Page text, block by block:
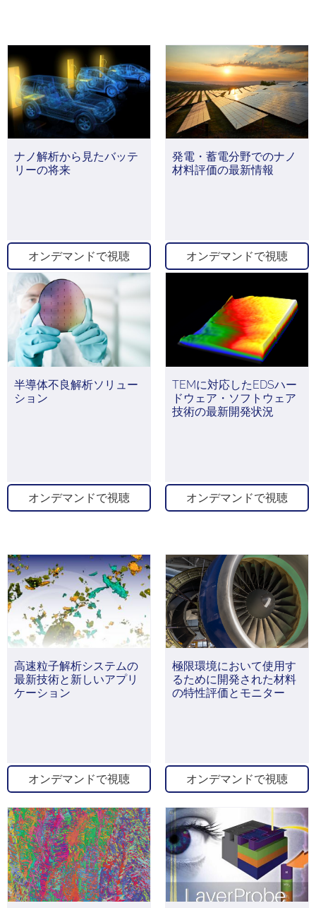
ナノ解析から見たバッテ
リーの将来
オンデマンドで視聴
発電・蓄電分野でのナノ
材料評価の最新情報
オンデマンドで視聴
半導体不良解析ソリュー
ション
オンデマンドで視聴
TEMに対応したEDSハー
ドウェア・ソフトウェア
技術の最新開発状況
オンデマンドで視聴
高速粒子解析システムの
最新技術と新しいアプリ
ケーション
オンデマンドで視聴
極限環境において使用す
るために開発された材料
の特性評価とモニター
オンデマンドで視聴